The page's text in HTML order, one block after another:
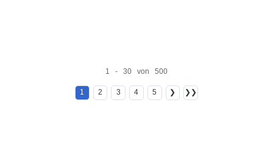
1 - 30 von 500
1 2 3 4 5 ❯ ❯❯